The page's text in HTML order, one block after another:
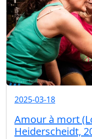
2025-03-18
Amour à mort
Heiderscheidt,